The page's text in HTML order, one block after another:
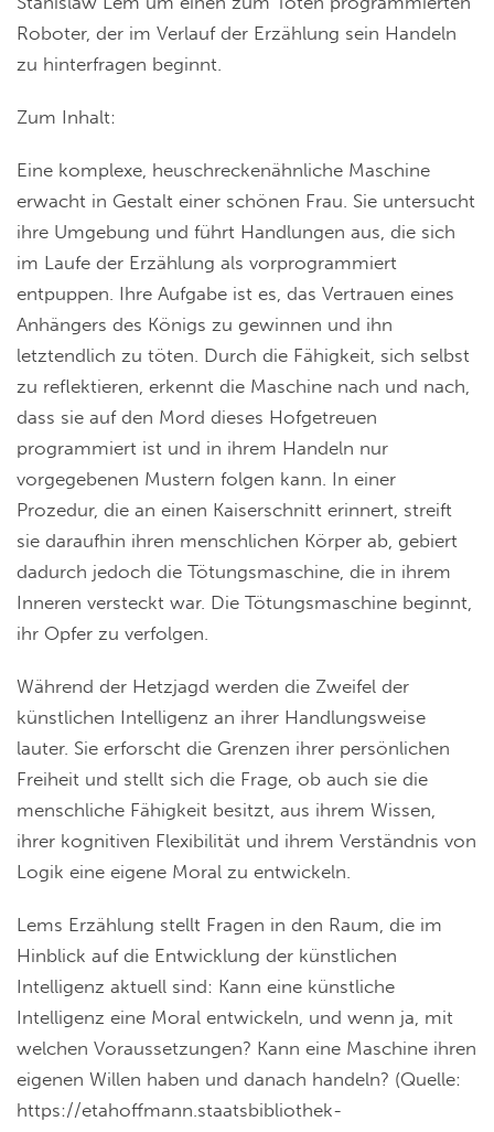
Roboter, der im Verlauf der Erzählung sein Handeln
zu hinterfragen beginnt.
Zum Inhalt:
Eine komplexe, heuschreckenähnliche Maschine
erwacht in Gestalt einer schönen Frau. Sie untersucht
ihre Umgebung und führt Handlungen aus, die sich
im Laufe der Erzählung als vorprogrammiert
entpuppen. Ihre Aufgabe ist es, das Vertrauen eines
Anhängers des Königs zu gewinnen und ihn
letztendlich zu töten. Durch die Fähigkeit, sich selbst
zu reflektieren, erkennt die Maschine nach und nach,
dass sie auf den Mord dieses Hofgetreuen
programmiert ist und in ihrem Handeln nur
vorgegebenen Mustern folgen kann. In einer
Prozedur, die an einen Kaiserschnitt erinnert, streift
sie daraufhin ihren menschlichen Körper ab, gebiert
dadurch jedoch die Tötungsmaschine, die in ihrem
Inneren versteckt war. Die Tötungsmaschine beginnt,
ihr Opfer zu verfolgen.
Während der Hetzjagd werden die Zweifel der
künstlichen Intelligenz an ihrer Handlungsweise
lauter. Sie erforscht die Grenzen ihrer persönlichen
Freiheit und stellt sich die Frage, ob auch sie die
menschliche Fähigkeit besitzt, aus ihrem Wissen,
ihrer kognitiven Flexibilität und ihrem Verständnis von
Logik eine eigene Moral zu entwickeln.
Lems Erzählung stellt Fragen in den Raum, die im
Hinblick auf die Entwicklung der künstlichen
Intelligenz aktuell sind: Kann eine künstliche
Intelligenz eine Moral entwickeln, und wenn ja, mit
welchen Voraussetzungen? Kann eine Maschine ihren
eigenen Willen haben und danach handeln? (Quelle:
https://etahoffmann.staatsbibliothek-